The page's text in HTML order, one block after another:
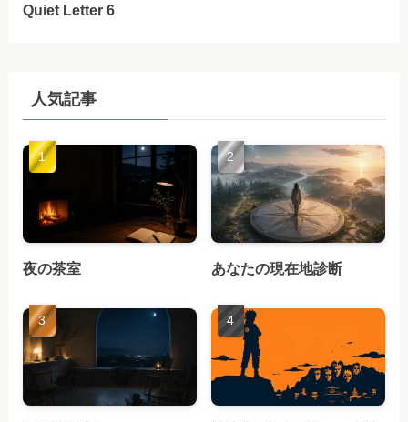
Quiet Letter 6
人気記事
夜の茶室 あなたの現在地診断